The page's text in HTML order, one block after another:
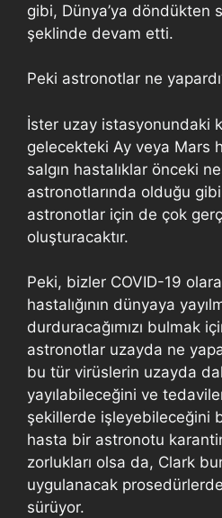
gibi, Dünya’ya döndükten
şeklinde devam etti.
Peki astronotlar ne
İster uzay istasyonundaki
gelecekteki Ay veya Mars
salgın hastalıklar önceki
astronotlarında olduğu
astronotlar için de çok
oluşturacaktır.
Peki, bizler COVID-19
hastalığının dünyaya
durduracağımızı bulmak
astronotlar uzayda ne
bu tür virüslerin uzayda
yayılabileceğini ve
şekillerde işleyebileceğini
hasta bir astronotu
zorlukları olsa da, Clark
uygulanacak
sürüyor.